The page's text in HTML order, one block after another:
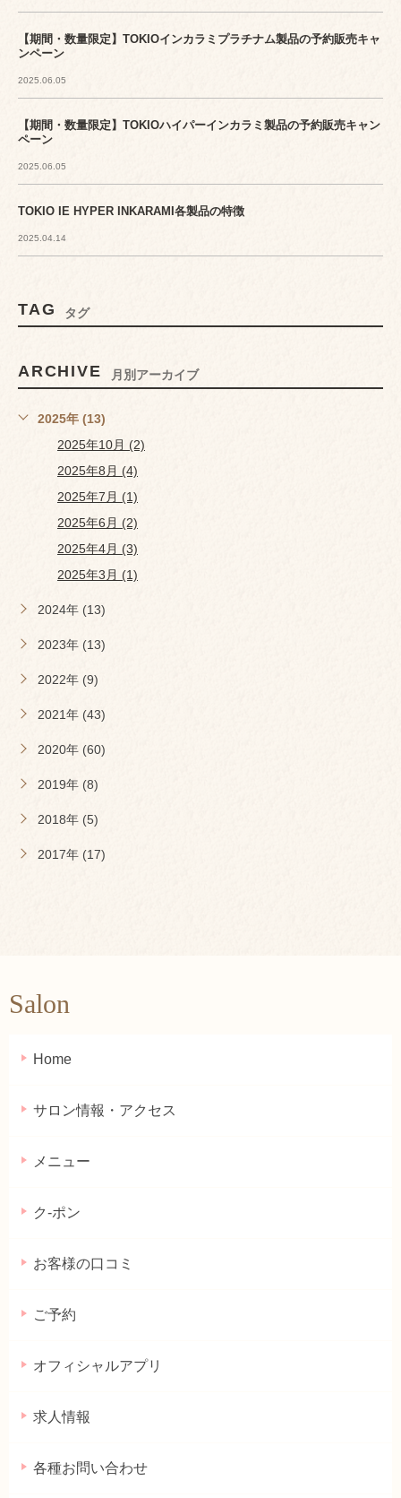
【期間・数量限定】TOKIOインカラミプラチナム製品の予約販売キャ
ンペーン
2025.06.05
【期間・数量限定】TOKIOハイパーインカラミ製品の予約販売キャン
ペーン
2025.06.05
TOKIO IE HYPER INKARAMI各製品の特徴
2025.04.14
TAG タグ
ARCHIVE 月別アーカイブ
2025年 (13)
2025年10月 (2)
2025年8月 (4)
2025年7月 (1)
2025年6月 (2)
2025年4月 (3)
2025年3月 (1)
2024年 (13)
2023年 (13)
2022年 (9)
2021年 (43)
2020年 (60)
2019年 (8)
2018年 (5)
2017年 (17)
Salon
Home
サロン情報・アクセス
メニュー
ク-ポン
お客様の口コミ
ご予約
オフィシャルアプリ
求人情報
各種お問い合わせ